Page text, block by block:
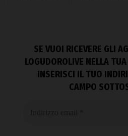
SE VUOI RICEVERE GLI
LOGUDOROLIVE NELLA
INSERISCI IL TUO
CAMPO